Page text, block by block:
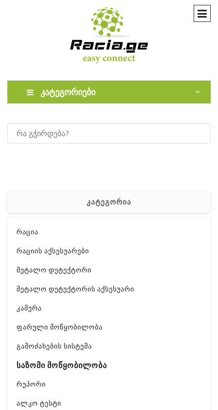
კატეგორიები
კატეგორია
რაცია
რაციის აქსესუარები
მეტალო დეტექტორი
მეტალო დეტექტორის აქსესუარი
კამერა
ფარული მოწყობილობა
გამოძახების სისტემა
საზომი მოწყობილობა
რუპორი
ალკო ტესტი